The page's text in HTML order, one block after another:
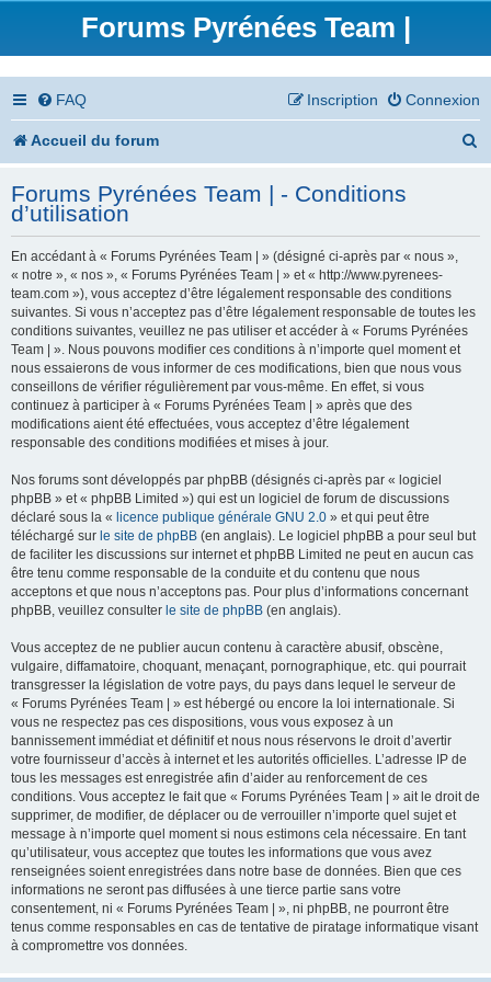
Forums Pyrénées Team |
FAQ Connexion
Inscription
Accueil du forum
h
Forums Pyrénées Team | - Conditions
d’utilisation
En accédant à « Forums Pyrénées Team | » (désigné ci-après par « nous »,
« notre », « nos », « Forums Pyrénées Team | » et « http://www.pyrenees-
team.com »), vous acceptez d’être légalement responsable des conditions
suivantes. Si vous n’acceptez pas d’être légalement responsable de toutes les
conditions suivantes, veuillez ne pas utiliser et accéder à « Forums Pyrénées
Team | ». Nous pouvons modifier ces conditions à n’importe quel moment et
nous essaierons de vous informer de ces modifications, bien que nous vous
conseillons de vérifier régulièrement par vous-même. En effet, si vous
continuez à participer à « Forums Pyrénées Team | » après que des
modifications aient été effectuées, vous acceptez d’être légalement
responsable des conditions modifiées et mises à jour.
Nos forums sont développés par phpBB (désignés ci-après par « logiciel
phpBB » et « phpBB Limited ») qui est un logiciel de forum de discussions
déclaré sous la « licence publique générale GNU 2.0 » et qui peut être
téléchargé sur le site de phpBB (en anglais). Le logiciel phpBB a pour seul but
de faciliter les discussions sur internet et phpBB Limited ne peut en aucun cas
être tenu comme responsable de la conduite et du contenu que nous
acceptons et que nous n’acceptons pas. Pour plus d’informations concernant
phpBB, veuillez consulter le site de phpBB (en anglais).
Vous acceptez de ne publier aucun contenu à caractère abusif, obscène,
vulgaire, diffamatoire, choquant, menaçant, pornographique, etc. qui pourrait
transgresser la législation de votre pays, du pays dans lequel le serveur de
« Forums Pyrénées Team | » est hébergé ou encore la loi internationale. Si
vous ne respectez pas ces dispositions, vous vous exposez à un
bannissement immédiat et définitif et nous nous réservons le droit d’avertir
votre fournisseur d’accès à internet et les autorités officielles. L’adresse IP de
tous les messages est enregistrée afin d’aider au renforcement de ces
conditions. Vous acceptez le fait que « Forums Pyrénées Team | » ait le droit de
supprimer, de modifier, de déplacer ou de verrouiller n’importe quel sujet et
message à n’importe quel moment si nous estimons cela nécessaire. En tant
qu’utilisateur, vous acceptez que toutes les informations que vous avez
renseignées soient enregistrées dans notre base de données. Bien que ces
informations ne seront pas diffusées à une tierce partie sans votre
consentement, ni « Forums Pyrénées Team | », ni phpBB, ne pourront être
tenus comme responsables en cas de tentative de piratage informatique visant
à compromettre vos données.